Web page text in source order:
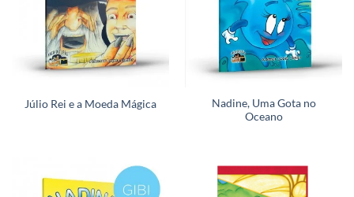
Júlio Rei e a Moeda Mágica
Nadine, Uma Gota no
Oceano